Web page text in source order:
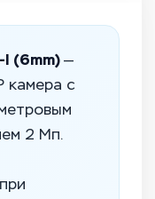
I (6mm) —
камера с
2 Мп.